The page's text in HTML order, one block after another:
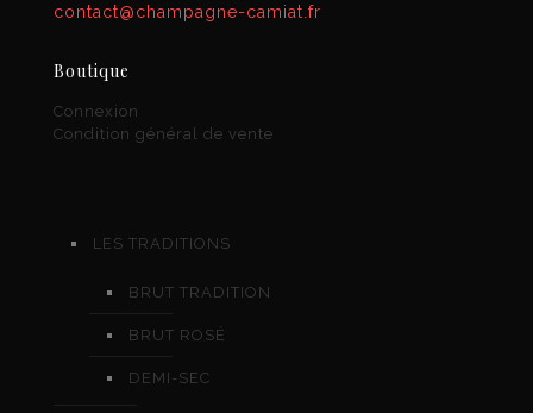
contact@champagne-camiat.fr
Boutique
Connexion
Condition général de vente
LES TRADITIONS
BRUT TRADITION
BRUT ROSÉ
DEMI-SEC